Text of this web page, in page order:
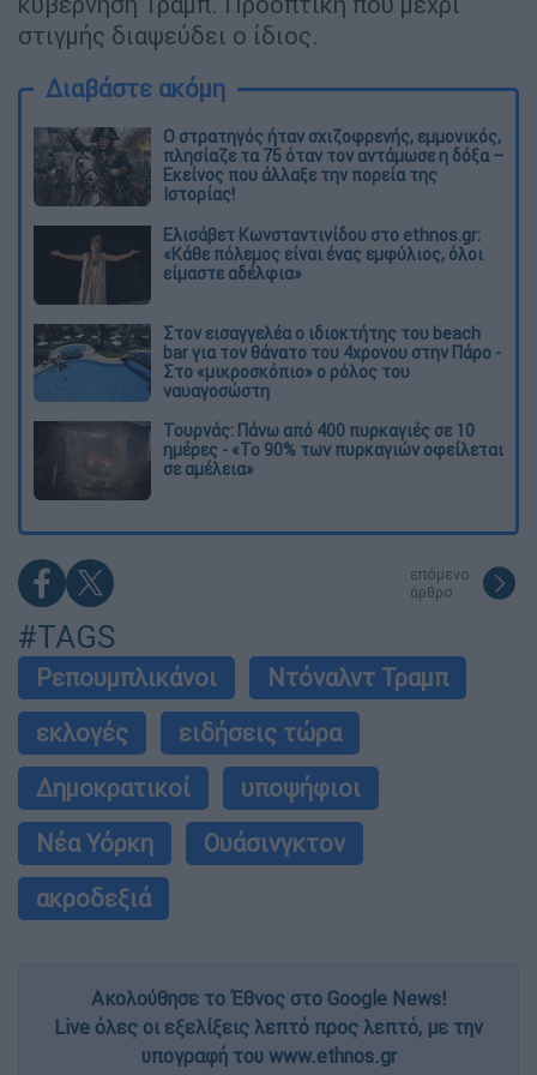
στιγμής διαψεύδει ο ίδιος.
Διαβάστε ακόμη
O στρατηγός ήταν σχιζοφρενής, εμμονικός,
πλησίαζε τα 75 όταν τον αντάμωσε η δόξα –
Εκείνος που άλλαξε την πορεία της
Ιστορίας!
Ελισάβετ Κωνσταντινίδου στο ethnos.gr:
«Κάθε πόλεμος είναι ένας εμφύλιος, όλοι
είμαστε αδέλφια»
Στον εισαγγελέα ο ιδιοκτήτης του beach
bar για τον θάνατο του 4χρονου στην Πάρο -
Στο «μικροσκόπιο» ο ρόλος του
ναυαγοσώστη
Τουρνάς: Πάνω από 400 πυρκαγιές σε 10
ημέρες - «Το 90% των πυρκαγιών οφείλεται
σε αμέλεια»
επόμενο
άρθρο
#TAGS
Ρεπουμπλικάνοι
Ντόναλντ Τραμπ
εκλογές
ειδήσεις τώρα
Δημοκρατικοί
υποψήφιοι
Νέα Υόρκη
Ουάσινγκτον
ακροδεξιά
Ακολούθησε το Έθνος στο Google News!
Live όλες οι εξελίξεις λεπτό προς λεπτό, με την
υπογραφή του www.ethnos.gr